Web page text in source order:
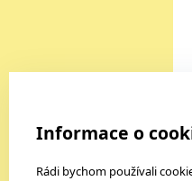
Informace o
Rádi bychom používali